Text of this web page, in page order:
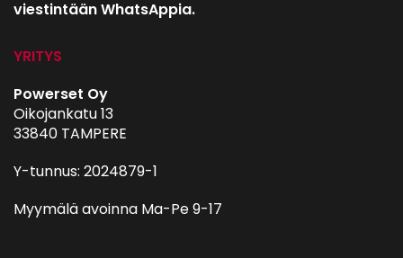
viestintään WhatsAppia.
YRITYS
Powerset Oy
Oikojankatu 13
33840 TAMPERE
Y-tunnus: 2024879-1
Myymälä avoinna Ma-Pe 9-17